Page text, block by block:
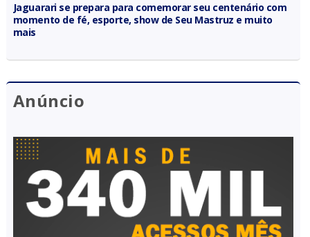
Jaguarari se prepara para comemorar seu centenário com
momento de fé, esporte, show de Seu Mastruz e muito
mais
Anúncio